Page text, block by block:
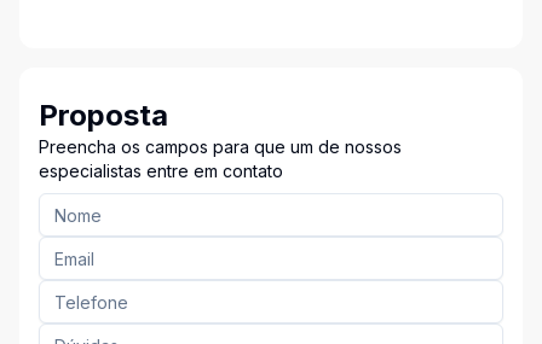
Proposta
Preencha os campos para que um de nossos
especialistas entre em contato